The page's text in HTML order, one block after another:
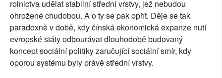
rolnictva udělat stabilní střední vrstvy, jež nebudou
ohrožené chudobou. A o ty se pak opřít. Děje se tak
paradoxně v době, kdy čínská ekonomická expanze nutí
evropské státy odbourávat dlouhodobě budovaný
koncept sociální politiky zaručující sociální smír, kdy
oporou systému byly právě střední vrstvy.